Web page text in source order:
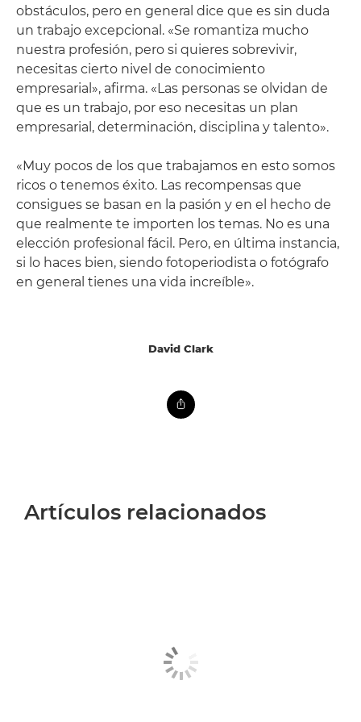
obstáculos, pero en general dice que es sin duda
un trabajo excepcional. «Se romantiza mucho
nuestra profesión, pero si quieres sobrevivir,
necesitas cierto nivel de conocimiento
empresarial», afirma. «Las personas se olvidan de
que es un trabajo, por eso necesitas un plan
empresarial, determinación, disciplina y talento».
«Muy pocos de los que trabajamos en esto somos
ricos o tenemos éxito. Las recompensas que
consigues se basan en la pasión y en el hecho de
que realmente te importen los temas. No es una
elección profesional fácil. Pero, en última instancia,
si lo haces bien, siendo fotoperiodista o fotógrafo
en general tienes una vida increíble».
David Clark
Artículos relacionados